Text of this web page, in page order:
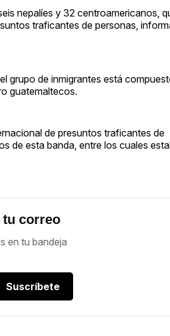
nepalíes y 32 centroamericanos,
traficantes de personas,
grupo de inmigrantes está
guatemaltecos.
de presuntos traficantes de
de esta banda, entre los cuales
tu correo
en tu bandeja
Suscríbete